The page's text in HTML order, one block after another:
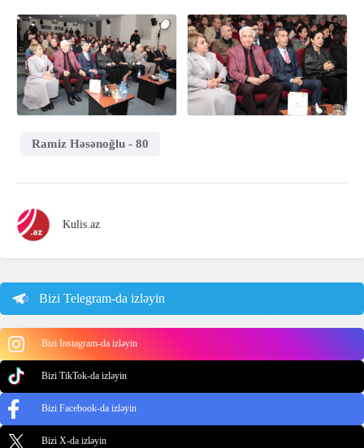
Ramiz Həsənoğlu - 80
Kulis.az
Bizi Telegram-da izləyin
Bizi Instagram-da izləyin
Bizi TikTok-da izləyin
Bizi Facebook-da izləyin
Bizi X-da izləyin